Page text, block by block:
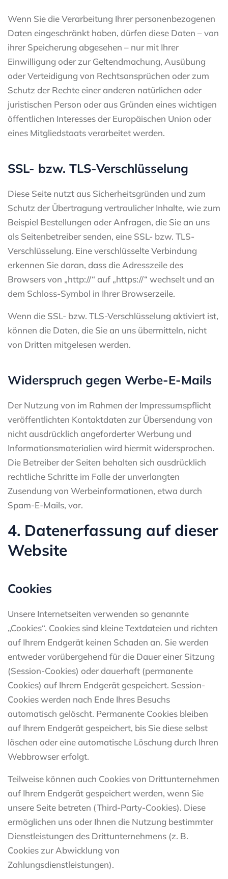
Wenn Sie die Verarbeitung Ihrer personenbezogenen
Daten eingeschränkt haben, dürfen diese Daten – von
ihrer Speicherung abgesehen – nur mit Ihrer
Einwilligung oder zur Geltendmachung, Ausübung
oder Verteidigung von Rechtsansprüchen oder zum
Schutz der Rechte einer anderen natürlichen oder
juristischen Person oder aus Gründen eines wichtigen
öffentlichen Interesses der Europäischen Union oder
eines Mitgliedstaats verarbeitet werden.
SSL- bzw. TLS-Verschlüsselung
Diese Seite nutzt aus Sicherheitsgründen und zum
Schutz der Übertragung vertraulicher Inhalte, wie zum
Beispiel Bestellungen oder Anfragen, die Sie an uns
als Seitenbetreiber senden, eine SSL- bzw. TLS-
Verschlüsselung. Eine verschlüsselte Verbindung
erkennen Sie daran, dass die Adresszeile des
Browsers von „http://“ auf „https://“ wechselt und an
dem Schloss-Symbol in Ihrer Browserzeile.
Wenn die SSL- bzw. TLS-Verschlüsselung aktiviert ist,
können die Daten, die Sie an uns übermitteln, nicht
von Dritten mitgelesen werden.
Widerspruch gegen Werbe-E-Mails
Der Nutzung von im Rahmen der Impressumspflicht
veröffentlichten Kontaktdaten zur Übersendung von
nicht ausdrücklich angeforderter Werbung und
Informationsmaterialien wird hiermit widersprochen.
Die Betreiber der Seiten behalten sich ausdrücklich
rechtliche Schritte im Falle der unverlangten
Zusendung von Werbeinformationen, etwa durch
Spam-E-Mails, vor.
4. Datenerfassung auf dieser
Website
Cookies
Unsere Internetseiten verwenden so genannte
„Cookies“. Cookies sind kleine Textdateien und richten
auf Ihrem Endgerät keinen Schaden an. Sie werden
entweder vorübergehend für die Dauer einer Sitzung
(Session-Cookies) oder dauerhaft (permanente
Cookies) auf Ihrem Endgerät gespeichert. Session-
Cookies werden nach Ende Ihres Besuchs
automatisch gelöscht. Permanente Cookies bleiben
auf Ihrem Endgerät gespeichert, bis Sie diese selbst
löschen oder eine automatische Löschung durch Ihren
Webbrowser erfolgt.
Teilweise können auch Cookies von Drittunternehmen
auf Ihrem Endgerät gespeichert werden, wenn Sie
unsere Seite betreten (Third-Party-Cookies). Diese
ermöglichen uns oder Ihnen die Nutzung bestimmter
Dienstleistungen des Drittunternehmens (z. B.
Cookies zur Abwicklung von
Zahlungsdienstleistungen).